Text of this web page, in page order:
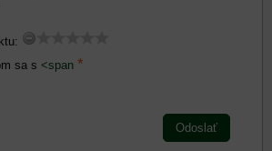
sa s <span *
Odoslať